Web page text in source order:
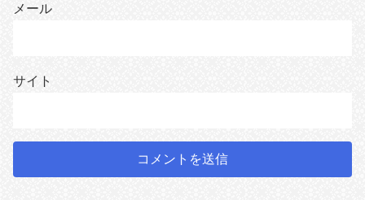
メール
サイト